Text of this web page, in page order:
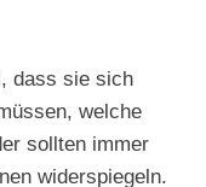
dass sie sich
welche
sollten immer
widerspiegeln.